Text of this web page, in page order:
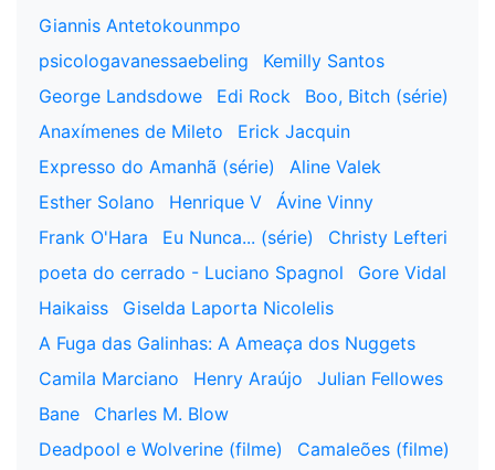
Giannis Antetokounmpo
psicologavanessaebeling
Kemilly Santos
George Landsdowe
Edi Rock
Boo, Bitch (série)
Anaxímenes de Mileto
Erick Jacquin
Expresso do Amanhã (série)
Aline Valek
Esther Solano
Henrique V
Ávine Vinny
Frank O'Hara
Eu Nunca... (série)
Christy Lefteri
poeta do cerrado - Luciano Spagnol
Gore Vidal
Haikaiss
Giselda Laporta Nicolelis
A Fuga das Galinhas: A Ameaça dos Nuggets
Camila Marciano
Henry Araújo
Julian Fellowes
Bane
Charles M. Blow
Deadpool e Wolverine (filme)
Camaleões (filme)